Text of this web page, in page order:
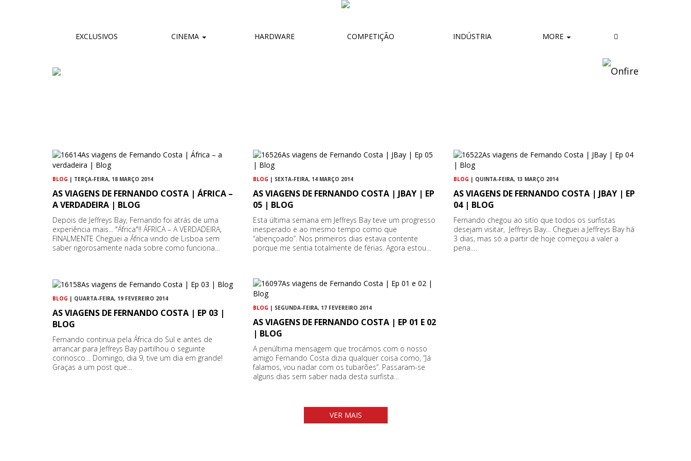
EXCLUSIVOS CINEMA HARDWARE COMPETIÇÃO INDÚSTRIA MORE
BLOG | TERÇA-FEIRA, 18 MARÇO 2014
AS VIAGENS DE FERNANDO COSTA | ÁFRICA –
A VERDADEIRA | BLOG
Depois de Jeffreys Bay, Fernando foi atrás de uma
experiência mais... "África"!! ÁFRICA – A VERDADEIRA,
FINALMENTE Cheguei a África vindo de Lisboa sem
saber rigorosamente nada sobre como funciona…
BLOG | SEXTA-FEIRA, 14 MARÇO 2014
AS VIAGENS DE FERNANDO COSTA | JBAY | EP
05 | BLOG
Esta última semana em Jeffreys Bay teve um progresso
inesperado e ao mesmo tempo como que
“abençoado”. Nos primeiros dias estava contente
porque me sentia totalmente de férias. Agora estou…
BLOG | QUINTA-FEIRA, 13 MARÇO 2014
AS VIAGENS DE FERNANDO COSTA | JBAY | EP
04 | BLOG
Fernando chegou ao sitío que todos os surfistas
desejam visitar, Jeffreys Bay... Cheguei a Jeffreys Bay há
3 dias, mas só a partir de hoje começou a valer a
pena.…
BLOG | QUARTA-FEIRA, 19 FEVEREIRO 2014
AS VIAGENS DE FERNANDO COSTA | EP 03 |
BLOG
Fernando continua pela África do Sul e antes de
arrancar para Jeffreys Bay partilhou o seguinte
connosco… Domingo, dia 9, tive um dia em grande!
Graças a um post que…
BLOG | SEGUNDA-FEIRA, 17 FEVEREIRO 2014
AS VIAGENS DE FERNANDO COSTA | EP 01 E 02
| BLOG
A penúltima mensagem que trocámos com o nosso
amigo Fernando Costa dizia qualquer coisa como, “Já
falamos, vou nadar com os tubarões”. Passaram-se
alguns dias sem saber nada desta surfista…
VER MAIS